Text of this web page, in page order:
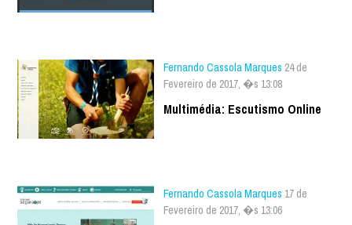
Fernando Cassola Marques 24 de
Fevereiro de 2017, �s 13:08
Multimédia: Escutismo Online
Fernando Cassola Marques 17 de
Fevereiro de 2017, �s 13:06